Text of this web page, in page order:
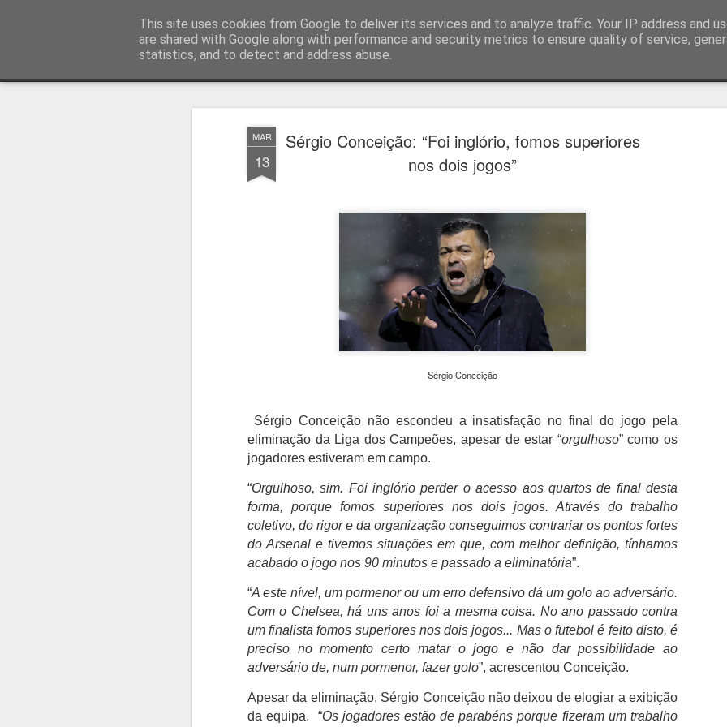
MAR
13
Sérgio Conceição: “Foi inglório, fomos superiores
nos dois jogos”
Sérgio Conceição
Sérgio Conceição não escondeu a insatisfação no final do jogo pela
eliminação da Liga dos Campeões, apesar de estar “orgulhoso” como os
jogadores estiveram em campo.
“Orgulhoso, sim. Foi inglório perder o acesso aos quartos de final desta
forma, porque fomos superiores nos dois jogos. Através do trabalho
coletivo, do rigor e da organização conseguimos contrariar os pontos fortes
do Arsenal e tivemos situações em que, com melhor definição, tínhamos
acabado o jogo nos 90 minutos e passado a eliminatória”.
“A este nível, um pormenor ou um erro defensivo dá um golo ao adversário.
Com o Chelsea, há uns anos foi a mesma coisa. No ano passado contra
um finalista fomos superiores nos dois jogos... Mas o futebol é feito disto, é
preciso no momento certo matar o jogo e não dar possibilidade ao
adversário de, num pormenor, fazer golo”, acrescentou Conceição.
Apesar da eliminação, Sérgio Conceição não deixou de elogiar a exibição
da equipa. “Os jogadores estão de parabéns porque fizeram um trabalho
This site uses cookies from Google to deliver its services and to analyze traffic. Your IP address and
are shared with Google along with performance and security metrics to ensure quality of service,
statistics, and to detect and address abuse.
Press Magazine
AUG
7
Estoril e Famalicão empatam no
arranque do campeonato
Estoril e Famalicão fizeram o jogo de arranque do campeonato
português, a jogar em casa o Estoril empatou com o Famalicão
1) com golos de Koutsias e Begraoui.
O Estoril a jogar em casa, entrou mais forte não sendo capaz de
concretizar as oportunidades criadas. Por sua vez, o Famalicão
com golo marcado aos 32 minutos por intermédio de Georgios
O Estoril já na segunda parte estava determinado a dar a volta ao
resultado, acabou por empatar a partida aos 72 minutos por
intermédio de Begraoui.
As duas equipas ainda tentaram a vitória, mantendo-se a
no marcador até final do jogo.